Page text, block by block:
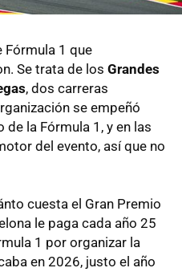
Fórmula 1 que
Se trata de los Grandes
, dos carreras
se empeñó
la Fórmula 1, y en las
del evento, así que no
cuesta el Gran Premio
le paga cada año 25
1 por organizar la
en 2026, justo el año